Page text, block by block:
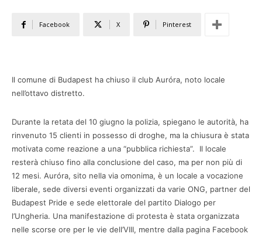
Facebook X Pinterest
Il comune di Budapest ha chiuso il club Auróra, noto locale
nell’ottavo distretto.
Durante la retata del 10 giugno la polizia, spiegano le autorità, ha
rinvenuto 15 clienti in possesso di droghe, ma la chiusura è stata
motivata come reazione a una “pubblica richiesta”. Il locale
resterà chiuso fino alla conclusione del caso, ma per non più di
12 mesi. Auróra, sito nella via omonima, è un locale a vocazione
liberale, sede diversi eventi organizzati da varie ONG, partner del
Budapest Pride e sede elettorale del partito Dialogo per
l’Ungheria. Una manifestazione di protesta è stata organizzata
nelle scorse ore per le vie dell’VIII, mentre dalla pagina Facebook